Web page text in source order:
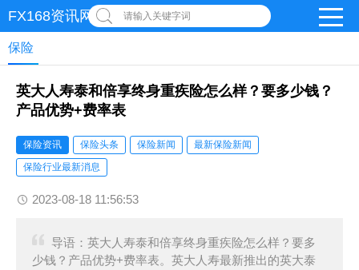
FX168资讯网 请输入关键字词
保险
英大人寿泰和倍享终身重疾险怎么样？要多少钱？
产品优势+费率表
保险资讯 保险头条 保险新闻
最新保险新闻
保险行业最新消息
2023-08-18 11:56:53
导语：英大人寿泰和倍享终身重疾险怎么样？要多
少钱？产品优势+费率表。英大人寿最新推出的英大泰